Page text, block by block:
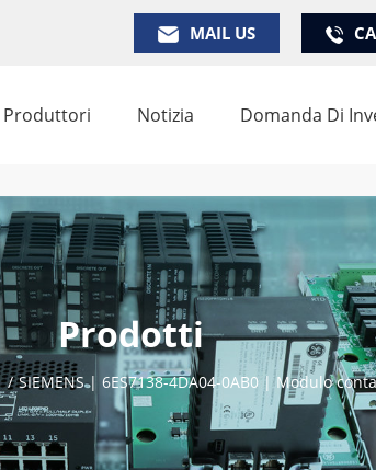
MAIL US
Produttori Notizia Domanda Di
Prodotti
/ SIEMENS | 6ES7138-4DA04-0AB0 | Modulo